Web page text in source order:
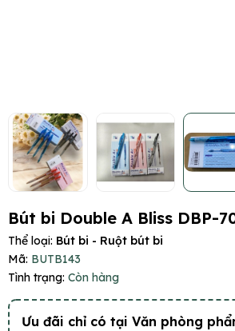
Bút bi Double A Bliss DBP-
Thể loại: Bút bi - Ruột bút bi
Mã: BUTB143
Tình trạng: Còn hàng
Ưu đãi chỉ có tại Văn phòng